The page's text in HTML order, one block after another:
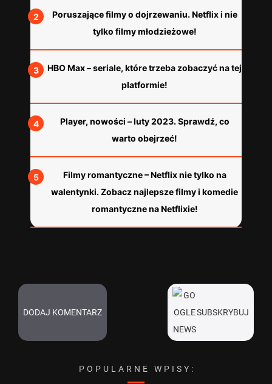
Poruszające filmy o dojrzewaniu. Netflix i nie
tylko filmy młodzieżowe!
HBO Max – seriale, które trzeba zobaczyć na tej
platformie!
Player, nowości – luty 2023. Sprawdź, co
warto obejrzeć!
Filmy romantyczne – Netflix nie tylko na
walentynki. Zobacz najlepsze filmy i komedie
romantyczne na Netflixie!
DODAJ KOMENTARZ SUBSKRYBUJ
POPULARNE WPISY: